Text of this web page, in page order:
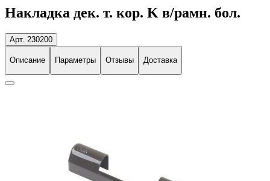
Накладка дек. т. кор. K в/рамн. бол.
Арт. 230200
Описание Параметры Отзывы Доставка